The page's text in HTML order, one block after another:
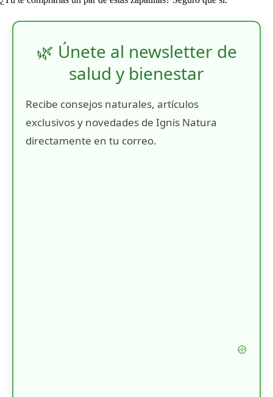
🌿 Únete al newsletter de
salud y bienestar
Recibe consejos naturales, artículos
exclusivos y novedades de Ignis Natura
directamente en tu correo.